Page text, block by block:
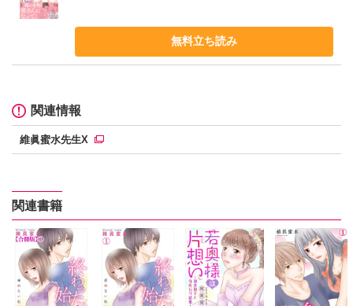
無料立ち読み
関連情報
維眞蜜水先生X
関連書籍